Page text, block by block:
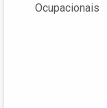
Ocupacionais